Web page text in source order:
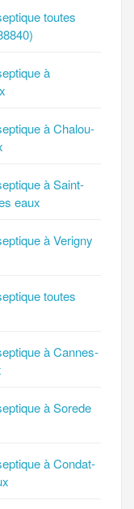
toutes
à
à Chalou-
à Saint-
eaux
à Verigny
toutes
à Cannes-
à Sorede
à Condat-